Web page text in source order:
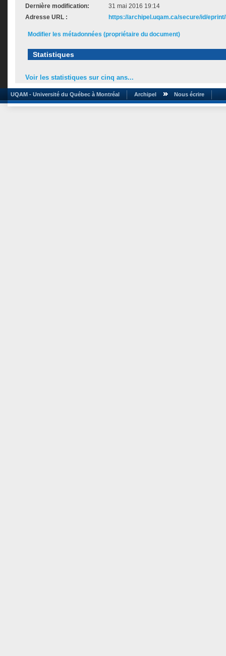
Dernière modification:
31 mai 2016 19:14
Adresse URL :
https://archipel.uqam.ca/secure/id/
Modifier les métadonnées (propriétaire du document)
Statistiques
Voir les statistiques sur cinq ans...
UQAM - Université du Québec à Montréal Archipel Nous écrire